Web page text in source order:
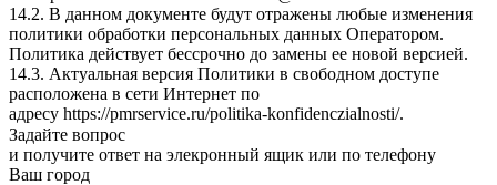
14.2. В данном документе будут отражены любые изменения
политики обработки персональных данных Оператором.
Политика действует бессрочно до замены ее новой версией.
14.3. Актуальная версия Политики в свободном доступе
расположена в сети Интернет по
адресу https://pmrservice.ru/politika-konfidenczialnosti/.
Задайте вопрос
и получите ответ на элекронный ящик или по телефону
Ваш город